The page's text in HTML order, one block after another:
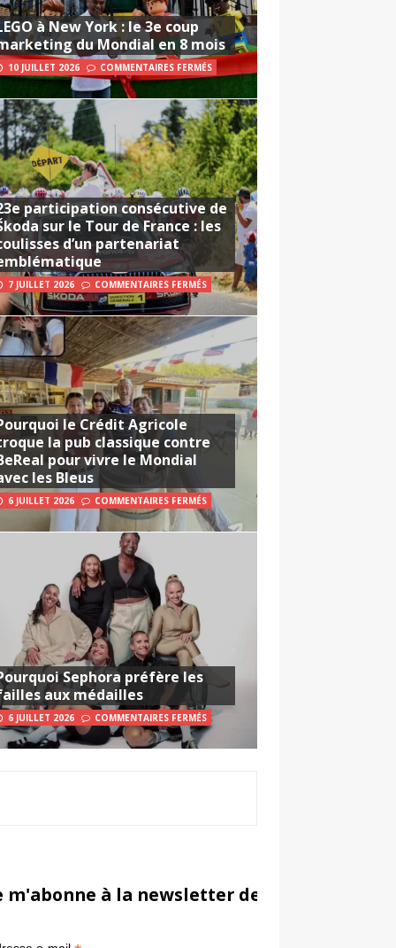
à New York : le 3e coup
du Mondial en 8 mois
10 JUILLET 2026 COMMENTAIRES FERMÉS
participation consécutive de
sur le Tour de France : les
d’un partenariat
7 JUILLET 2026 COMMENTAIRES FERMÉS
le Crédit Agricole
la pub classique contre
pour vivre le Mondial
les Bleus
6 JUILLET 2026 COMMENTAIRES FERMÉS
Sephora préfère les
aux médailles
6 JUILLET 2026 COMMENTAIRES FERMÉS
m'abonne à la newsletter de